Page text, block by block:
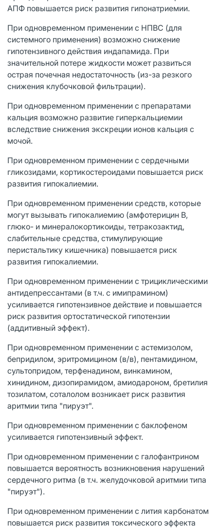
АПФ повышается риск развития гипонатриемии.
При одновременном применении с НПВС (для
системного применения) возможно снижение
гипотензивного действия индапамида. При
значительной потере жидкости может развиться
острая почечная недостаточность (из-за резкого
снижения клубочковой фильтрации).
При одновременном применении с препаратами
кальция возможно развитие гиперкальциемии
вследствие снижения экскреции ионов кальция с
мочой.
При одновременном применении с сердечными
гликозидами, кортикостероидами повышается риск
развития гипокалиемии.
При одновременном применении средств, которые
могут вызывать гипокалиемию (амфотерицин B,
глюко- и минералокортикоиды, тетракозактид,
слабительные средства, стимулирующие
перистальтику кишечника) повышается риск
развития гипокалиемии.
При одновременном применении с трициклическими
антидепрессантами (в т.ч. с имипрамином)
усиливается гипотензивное действие и повышается
риск развития ортостатической гипотензии
(аддитивный эффект).
При одновременном применении с астемизолом,
бепридилом, эритромицином (в/в), пентамидином,
сультопридом, терфенадином, винкамином,
хинидином, дизопирамидом, амиодароном, бретилия
тозилатом, соталолом возникает риск развития
аритмии типа "пируэт".
При одновременном применении с баклофеном
усиливается гипотензивный эффект.
При одновременном применении с галофантрином
повышается вероятность возникновения нарушений
сердечного ритма (в т.ч. желудочковой аритмии типа
"пируэт").
При одновременном применении с лития карбонатом
повышается риск развития токсического эффекта